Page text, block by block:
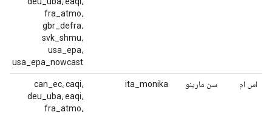
fra_atmo،
gbr_defra،
svk_shmu،
usa_epa،
usa_epa_nowcast
اس ام سن مارینو ita_monika
can_ec، caqi،
deu_uba، eaqi،
fra_atmo،